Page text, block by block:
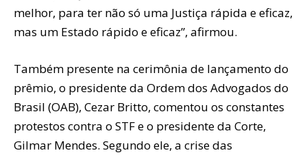
melhor, para ter não só uma Justiça rápida e eficaz,
mas um Estado rápido e eficaz”, afirmou.
Também presente na cerimônia de lançamento do
prêmio, o presidente da Ordem dos Advogados do
Brasil (OAB), Cezar Britto, comentou os constantes
protestos contra o STF e o presidente da Corte,
Gilmar Mendes. Segundo ele, a crise das